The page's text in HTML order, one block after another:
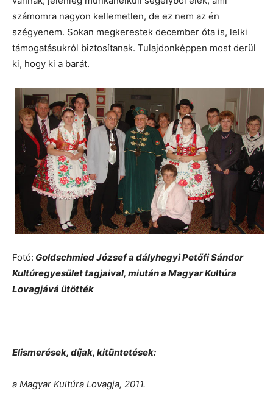
számomra nagyon kellemetlen, de ez nem az én
szégyenem. Sokan megkerestek december óta is, lelki
támogatásukról biztosítanak. Tulajdonképpen most derül
ki, hogy ki a barát.
Fotó: Goldschmied József a dályhegyi Petőfi Sándor
Kultúregyesület tagjaival, miután a Magyar Kultúra
Lovagjává ütötték
Elismerések, díjak, kitüntetések:
a Magyar Kultúra Lovagja, 2011.